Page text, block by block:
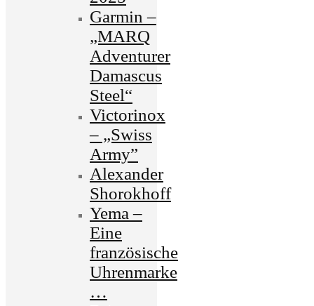
Garmin –
„MARQ
Adventurer
Damascus
Steel“
Victorinox
– „Swiss
Army”
Alexander
Shorokhoff
Yema –
Eine
französische
Uhrenmarke
…